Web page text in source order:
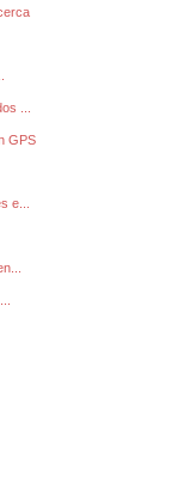
...
GPS
e...